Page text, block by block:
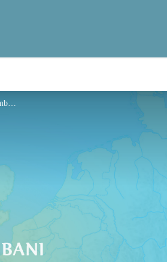
Hébergement - Via Columbani